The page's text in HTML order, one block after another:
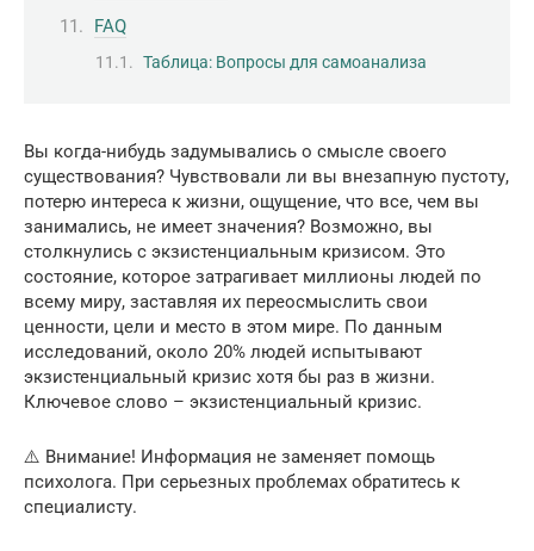
FAQ
Таблица: Вопросы для самоанализа
Вы когда-нибудь задумывались о смысле своего
существования? Чувствовали ли вы внезапную пустоту,
потерю интереса к жизни, ощущение, что все, чем вы
занимались, не имеет значения? Возможно, вы
столкнулись с экзистенциальным кризисом. Это
состояние, которое затрагивает миллионы людей по
всему миру, заставляя их переосмыслить свои
ценности, цели и место в этом мире. По данным
исследований, около 20% людей испытывают
экзистенциальный кризис хотя бы раз в жизни.
Ключевое слово – экзистенциальный кризис.
⚠️ Внимание! Информация не заменяет помощь
психолога. При серьезных проблемах обратитесь к
специалисту.